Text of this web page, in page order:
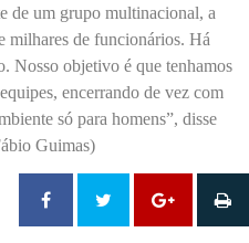
de um grupo multinacional, a
milhares de funcionários. Há
Nosso objetivo é que tenhamos
encerrando de vez com
só para homens”, disse
Guimas)